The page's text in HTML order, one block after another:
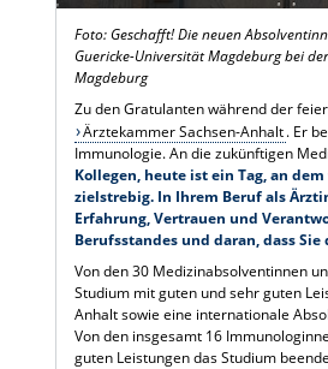
Foto: Geschafft! Die neuen
Guericke-Universität Magdeburg bei
Magdeburg
Zu den Gratulanten während der
Ärztekammer Sachsen-Anhalt. Er
Immunologie. An die zukünftigen
Kollegen, heute ist ein Tag, an
zielstrebig. In Ihrem Beruf als
Erfahrung, Vertrauen und
Berufsstandes und daran, dass
Von den 30 Medizinabsolventinnen
Studium mit guten und sehr guten
Anhalt sowie eine internationale
Von den insgesamt 16
guten Leistungen das Studium